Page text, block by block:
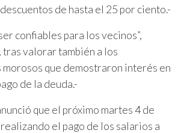
de hasta el 25 por ciento.-
confiables para los vecinos”,
tras valorar también a los
que demostraron interés en
de la deuda.-
que el próximo martes 4 de
el pago de los salarios a